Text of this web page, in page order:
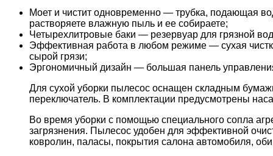
Моет и чистит одновременно — трубка, подающая
растворяете влажную пыль и ее собираете;
Четырехлитровые баки — резервуар для грязной
Эффективная работа в любом режиме — сухая
сырой грязи;
Эргономичный дизайн — большая панель
Для сухой уборки пылесос оснащен складным
переключатель. В комплектации предусмотрены
Во время уборки с помощью специального сопла
загрязнения. Пылесос удобен для эффективной
ковролин, паласы, покрытия салона автомобиля,